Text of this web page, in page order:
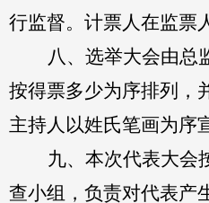
行监督。计票人在监票
八、选举大会由总
按得票多少为序排列，
主持人以姓氏笔画为序
九、本次代表大会
查小组，负责对代表产